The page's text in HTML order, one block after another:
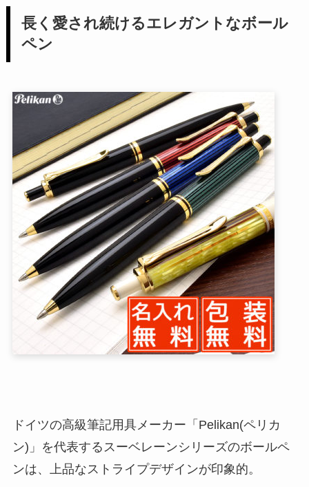
長く愛され続けるエレガントなボール
ペン
ドイツの高級筆記用具メーカー「Pelikan(ペリカ
ン)」を代表するスーベレーンシリーズのボールペ
ンは、上品なストライプデザインが印象的。